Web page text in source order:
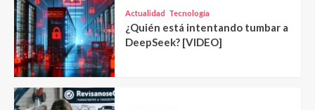
Actualidad Tecnología
¿Quién está intentando tumbar a
DeepSeek? [VIDEO]